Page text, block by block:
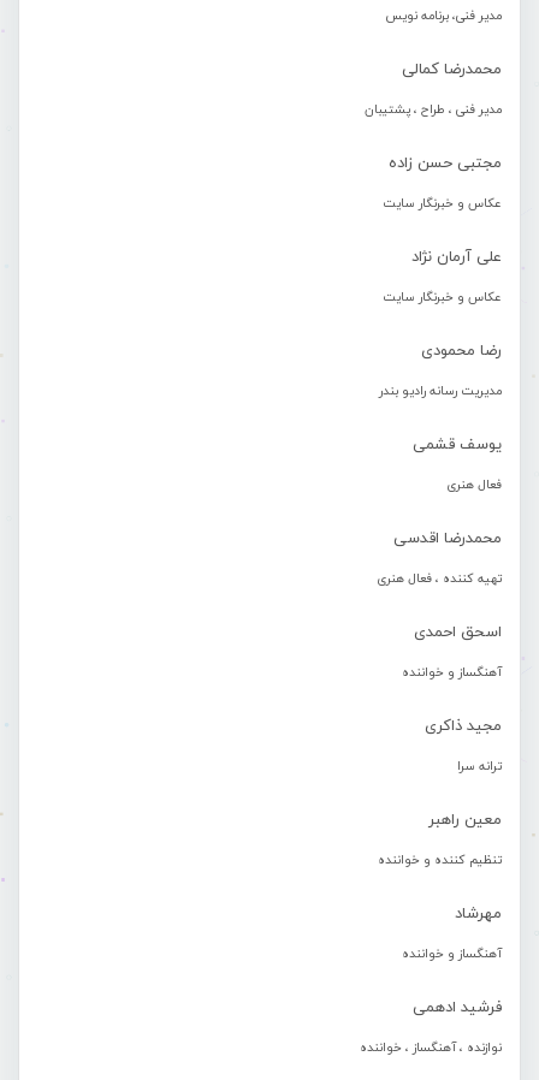
مدیر فنی، برنامه نویس
محمدرضا کمالی
مدیر فنی ، طراح ، پشتیبان
مجتبی حسن زاده
عکاس و خبرنگار سایت
علی آرمان نژاد
عکاس و خبرنگار سایت
رضا محمودی
مدیریت رسانه رادیو بندر
یوسف قشمی
فعال هنری
محمدرضا اقدسی
تهیه کننده ، فعال هنری
اسحق احمدی
آهنگساز و خواننده
مجید ذاکری
ترانه سرا
معین راهبر
تنظیم کننده و خواننده
مهرشاد
آهنگساز و خواننده
فرشید ادهمی
نوازنده ، آهنگساز ، خواننده